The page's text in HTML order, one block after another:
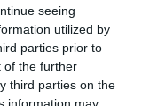
seeing
utilized by
parties prior to
of the further
third parties on the